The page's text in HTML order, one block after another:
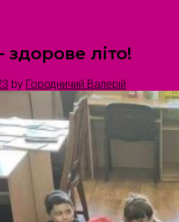
здорове літо!
by Городничий Валерій